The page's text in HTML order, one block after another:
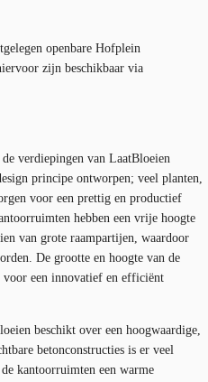
openbare Hofplein
zijn beschikbaar via
verdiepingen van LaatBloeien
principe ontworpen; veel planten,
voor een prettig en productief
hebben een vrije hoogte
van grote raampartijen, waardoor
De grootte en hoogte van de
voor een innovatief en efficiënt
beschikt over een hoogwaardige,
betonconstructies is er veel
kantoorruimten een warme